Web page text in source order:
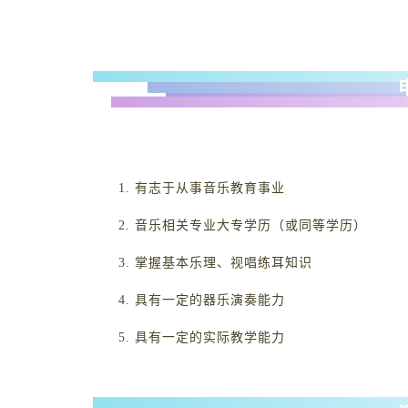
1. 有志于从事音乐教育事业
2. 音乐相关专业大专学历（或同等学历）
3. 掌握基本乐理、视唱练耳知识
4. 具有一定的器乐演奏能力
5. 具有一定的实际教学能力